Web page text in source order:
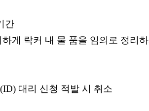
간
하게 락커 내 물 품을 임의로 정리
(ID) 대리 신청 적발 시 취소